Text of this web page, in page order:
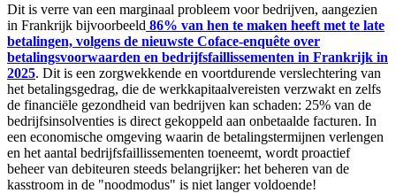
Dit is verre van een marginaal probleem voor bedrijven, aangezien
in Frankrijk bijvoorbeeld 86% van hen te maken heeft met te late
betalingen, volgens de nieuwste Coface-enquête over
betalingsvoorwaarden en bedrijfsfaillissementen in Frankrijk in
2025. Dit is een zorgwekkende en voortdurende verslechtering van
het betalingsgedrag, die de werkkapitaalvereisten verzwakt en zelfs
de financiële gezondheid van bedrijven kan schaden: 25% van de
bedrijfsinsolventies is direct gekoppeld aan onbetaalde facturen. In
een economische omgeving waarin de betalingstermijnen verlengen
en het aantal bedrijfsfaillissementen toeneemt, wordt proactief
beheer van debiteuren steeds belangrijker: het beheren van de
kasstroom in de "noodmodus" is niet langer voldoende!